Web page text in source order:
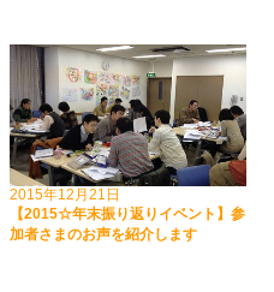
2015年12月21日
【2015☆年末振り返りイベント】参
加者さまのお声を紹介します